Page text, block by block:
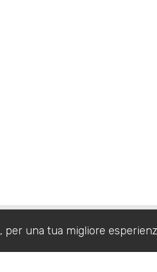
, per una tua migliore